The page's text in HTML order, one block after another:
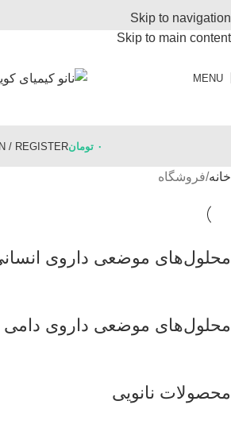
Skip to navigation
Skip to main content
MENU
۰ تومان/ REGISTER
خانه فروشگاه
محلول‌های موضعی داروی
محلول‌های موضعی داروی دامی
محصولات نانویی